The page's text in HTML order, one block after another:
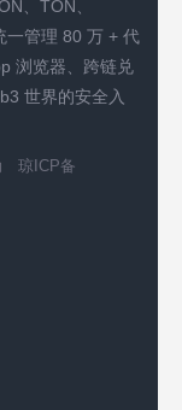
、TON、
一管理 80 万 + 代
浏览器、跨链兑
世界的安全入
琼ICP备